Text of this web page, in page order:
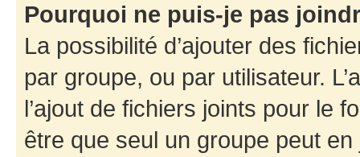
Pourquoi ne puis-je pas
La possibilité d’ajouter des
par groupe, ou par utilisateur.
l’ajout de fichiers joints pour le
être que seul un groupe peut